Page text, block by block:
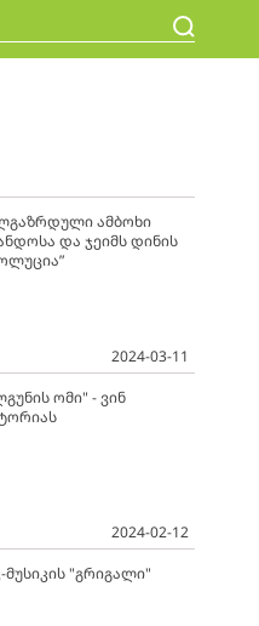
ამბოხი
და ჯეიმს დინის
2024-03-11
ომი" - ვინ
2024-02-12
"გრიგალი"